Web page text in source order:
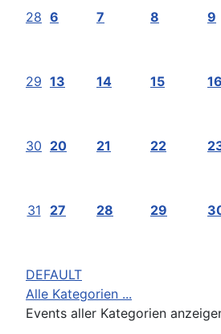
28 6 7 8 9
29 13 14 15 16
30 20 21 22
31 27 28 29
DEFAULT
Alle Kategorien ...
Events aller Kategorien